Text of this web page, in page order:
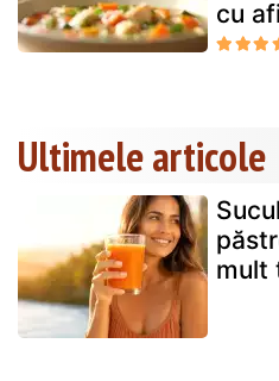
cu
Ultimele articole
mult